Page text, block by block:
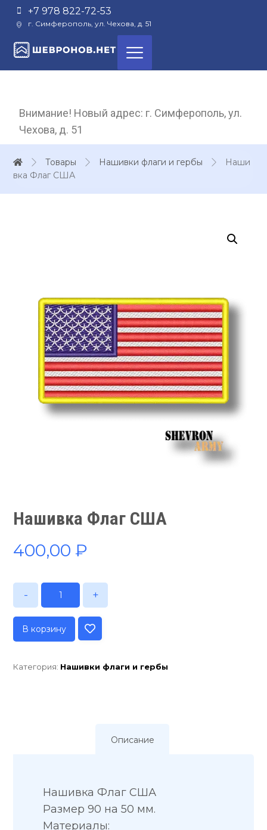
+7 978 822-72-53
г. Симферополь, ул. Чехова, д. 51
Внимание! Новый адрес: г. Симферополь, ул.
Чехова, д. 51
Товары Нашивки флаги и гербы
Наши
вка Флаг США
Нашивка Флаг США
400,00₽
- +
В корзину
Категория: Нашивки флаги и гербы
Описание
Нашивка Флаг США
Размер 90 на 50 мм.
Материалы: